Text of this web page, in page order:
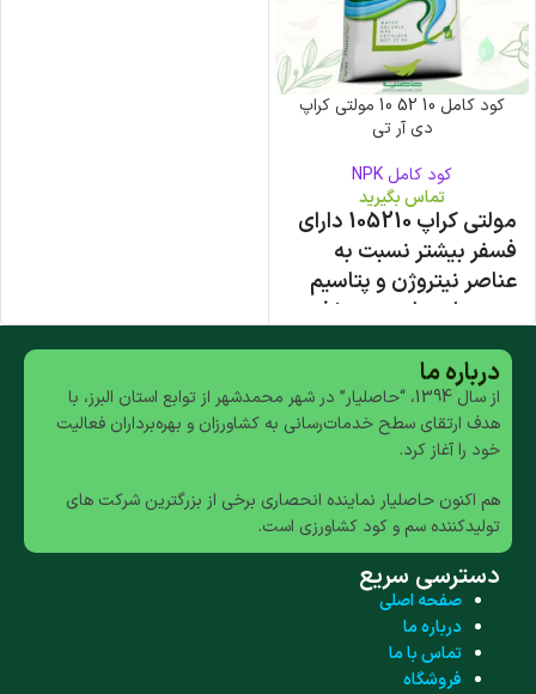
کود کامل 10 52 10 مولتی کراپ
دی آر تی
کود کامل NPK
تماس بگیرید
مولتی کراپ 105210 دارای
فسفربیشتر نسبت به
عناصر نیتروژن و پتاسیم
به همراه عناصر ریزمغذی
کلات شده
افزایش عملکرد ریشه زایی
عاری از عناصرنامحلول و
کلر
قابلیت محـلول پاشی
وآبیاری
قابل مصرف در تمام
مراحل رشد گیاه
کیسه های 10 کیلویی
درباره ما
از سال 1394، “حاصلیار” در شهر محمدشهر از توابع استان البرز، با
هدف ارتقای سطح خدمات‌رسانی به کشاورزان و بهره‌برداران فعالیت
خود را آغاز کرد.
هم اکنون حاصلیار نماینده انحصاری برخی از بزرگترین شرکت های
تولیدکننده سم و کود کشاورزی است.
دسترسی سریع
صفحه اصلی
درباره ما
تماس با ما
فروشگاه